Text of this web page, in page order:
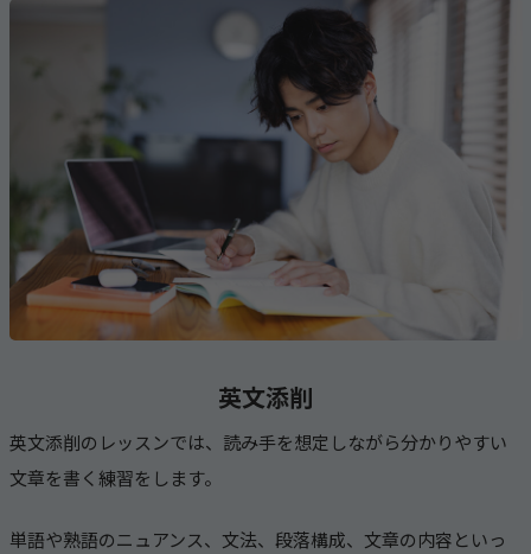
英文添削
英文添削のレッスンでは、読み手を想定しながら分かりやすい
文章を書く練習をします。
単語や熟語のニュアンス、文法、段落構成、文章の内容といっ